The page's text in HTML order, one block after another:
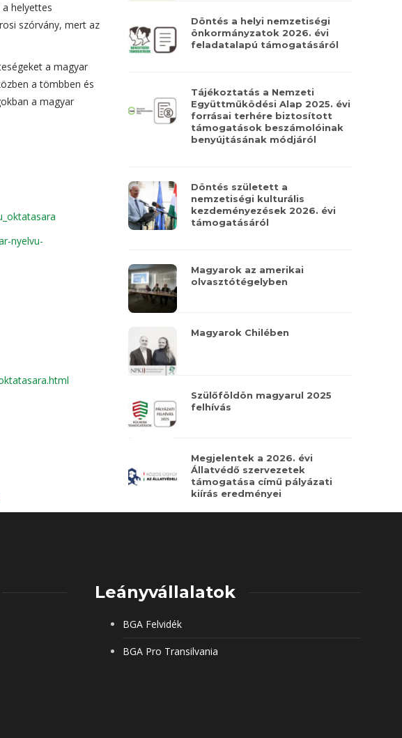
helyettes
szórvány, mert az
a magyar
a tömbben és
a magyar
nyelvu-
Döntés a helyi nemzetiségi
önkormányzatok 2026. évi
feladatalapú támogatásáról
Tájékoztatás a Nemzeti
Együttműködési Alap 2025. évi
forrásai terhére biztosított
támogatások beszámolóinak
benyújtásának módjáról
Döntés született a
nemzetiségi kulturális
kezdeményezések 2026. évi
támogatásáról
Magyarok az amerikai
olvasztótégelyben
Magyarok Chilében
Szülőföldön magyarul 2025
felhívás
Megjelentek a 2026. évi
Állatvédő szervezetek
támogatása című pályázati
kiírás eredményei
Leányvállalatok
BGA Felvidék
BGA Pro Transilvania